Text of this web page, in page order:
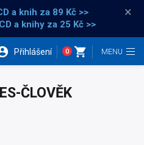
a knih za 89 Kč >>
a knihy za 25 Kč >>
×
Přihlášení 0
ČLOVĚK